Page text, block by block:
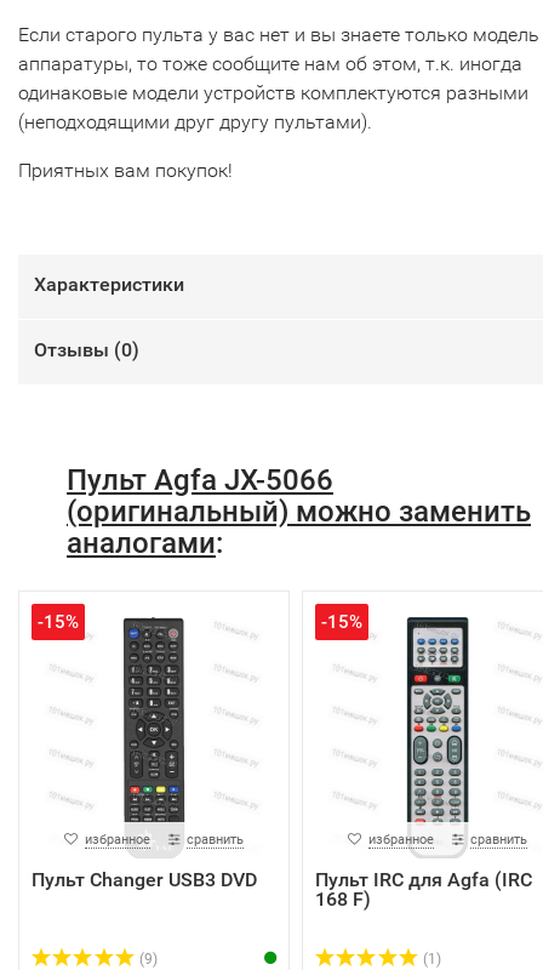
Если старого пульта у вас нет и вы знаете только модель
аппаратуры, то тоже сообщите нам об этом, т.к. иногда
одинаковые модели устройств комплектуются разными
(неподходящими друг другу пультами).
Приятных вам покупок!
Характеристики
Отзывы (0)
Пульт Agfa JX-5066
(оригинальный) можно заменить
аналогами:
-15%
избранное сравнить
Пульт Changer USB3 DVD
(9)
-15%
избранное сравнить
Пульт IRC для Agfa (IRC
168 F)
(1)